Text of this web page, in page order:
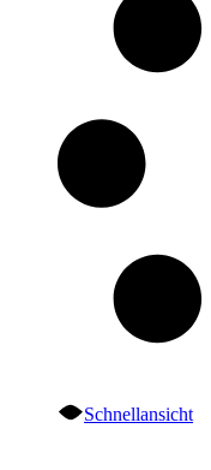
Schnellansicht